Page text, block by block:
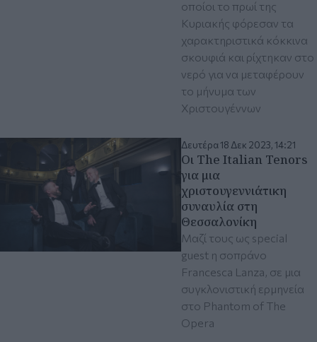
οποίοι το πρωί της
Κυριακής φόρεσαν τα
χαρακτηριστικά κόκκινα
σκουφιά και ρίχτηκαν στο
νερό για να μεταφέρουν
το μήνυμα των
Χριστουγέννων
Δευτέρα 18 Δεκ 2023, 14:21
Οι The Italian Tenors
για μια
χριστουγεννιάτικη
συναυλία στη
Θεσσαλονίκη
Μαζί τους ως special
guest η σοπράνο
Francesca Lanza, σε μια
συγκλονιστική ερμηνεία
στο Phantom of The
Opera